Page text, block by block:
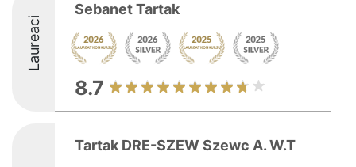
Laureaci
Sebanet Tartak
8.7
Tartak DRE-SZEW Szewc A. W.T